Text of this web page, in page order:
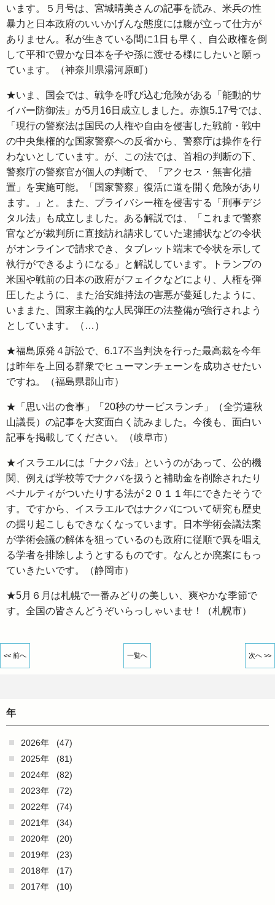
います。５月号は、宮城晴美さんの記事を読み、米兵の性
暴力と日本政府のいいかげんな態度には腹が立って仕方が
ありません。私が生きている間に1日も早く、自公政権を倒
して平和で豊かな日本を子や孫に渡せる様にしたいと願っ
ています。（神奈川県湯河原町）
★いま、国会では、戦争を呼び込む危険がある「能動的サ
イバー防御法」が5月16日成立しました。赤旗5.17号では、
「現行の警察法は国民の人権や自由を侵害した戦前・戦中
の中央集権的な国家警察への反省から、警察庁は操作を行
わないとしています。が、この法では、首相の判断の下、
警察庁の警察官が個人の判断で、「アクセス・無害化措
置」を実施可能。「国家警察」復活に道を開く危険があり
ます。」と。また、プライバシー権を侵害する「刑事デジ
タル法」も成立しました。ある解説では、「これまで警察
官などが裁判所に直接訪れ請求していた逮捕状などの令状
がオンラインで請求でき、タブレット端末で令状を示して
執行ができるようになる」と解説しています。トランプの
米国や戦前の日本の政府がフェイクなどにより、人権を弾
圧したように、また治安維持法の害悪が蔓延したように、
いままた、国家主義的な人民弾圧の法整備が強行されよう
としています。（…）
★福島原発４訴訟で、6.17不当判決を行った最高裁を今年
は昨年を上回る群衆でヒューマンチェーンを成功させたい
ですね。（福島県郡山市）
★「思い出の食事」「20秒のサービスランチ」（全労連秋
山議長）の記事を大変面白く読みました。今後も、面白い
記事を掲載してください。（岐阜市）
★イスラエルには「ナクバ法」というのがあって、公的機
関、例えば学校等でナクバを扱うと補助金を削除されたり
ペナルティがついたりする法が２０１１年にできたそうで
す。ですから、イスラエルではナクバについて研究も歴史
の掘り起こしもできなくなっています。日本学術会議法案
が学術会議の解体を狙っているのも政府に従順で異を唱え
る学者を排除しようとするものです。なんとか廃案にもっ
ていきたいです。（静岡市）
★5月６月は札幌で一番みどりの美しい、爽やかな季節で
す。全国の皆さんどうぞいらっしゃいませ！（札幌市）
<< 前へ 一覧へ 次へ >>
年
2026年
(47)
2025年
(81)
2024年
(82)
2023年
(72)
2022年
(74)
2021年
(34)
2020年
(20)
2019年
(23)
2018年
(17)
2017年
(10)